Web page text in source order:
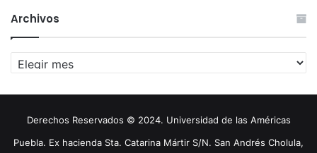
Archivos
Archivos
Derechos Reservados © 2024. Universidad de las Américas
Puebla. Ex hacienda Sta. Catarina Mártir S/N. San Andrés Cholula,